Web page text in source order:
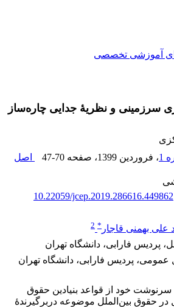
آموزشی تخصصی
سرزمینی و نظریۀ جدایی چاره‌ساز
، فروردین 1399 ، صفحه 47-70
اصل
10.22059/jcep.2019.286616.449862
علی بهمنی قاجار *
2
پردیس فارابی، دانشگاه تهران
پردیس فارابی، دانشگاه تهران
خود از قواعد بنیادین حقوق
در حقوق بین‌الملل موضوعه دربرگیرندۀ